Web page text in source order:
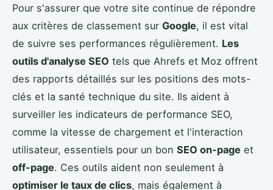
Pour s'assurer que votre site continue de répondre
aux critères de classement sur Google, il est vital
de suivre ses performances régulièrement. Les
outils d'analyse SEO tels que Ahrefs et Moz offrent
des rapports détaillés sur les positions des mots-
clés et la santé technique du site. Ils aident à
surveiller les indicateurs de performance SEO,
comme la vitesse de chargement et l'interaction
utilisateur, essentiels pour un bon SEO on-page et
off-page. Ces outils aident non seulement à
optimiser le taux de clics, mais également à